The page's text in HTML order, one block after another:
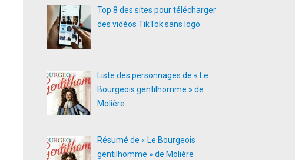
Top 8 des sites pour télécharger
des vidéos TikTok sans logo
Liste des personnages de « Le
Bourgeois gentilhomme » de
Molière
Résumé de « Le Bourgeois
gentilhomme » de Molière